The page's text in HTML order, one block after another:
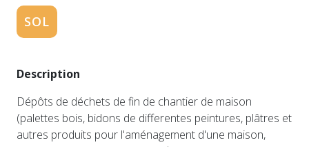
SOL
Description
Dépôts de déchets de fin de chantier de maison
(palettes bois, bidons de differentes peintures, plâtres et
autres produits pour l'aménagement d'une maison,